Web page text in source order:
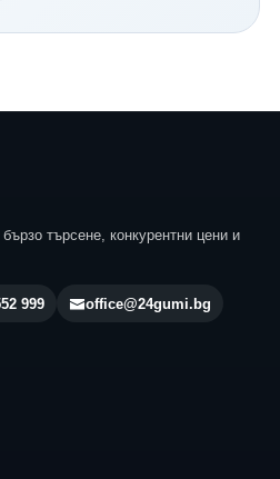
търсене, конкурентни цени и
999 office@24gumi.bg